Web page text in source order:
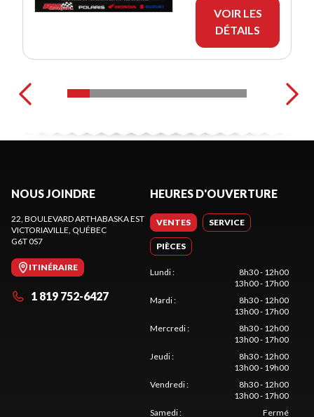
VOIR LES
DÉTAILS
NOUS JOINDRE
22, BOULEVARD ARTHABASKA EST
VICTORIAVILLE, QUÉBEC
G6T 0S7
ITINÉRAIRE
1 819 752-6427
HEURES D'OUVERTURE
VENTES SERVICE
PIÈCES
Lundi:
8h30 - 12h00
13h00 - 17h00
Mardi:
8h30 - 12h00
13h00 - 17h00
Mercredi:
8h30 - 12h00
13h00 - 17h00
Jeudi:
8h30 - 12h00
13h00 - 19h00
Vendredi:
8h30 - 12h00
13h00 - 17h00
Samedi: Fermé